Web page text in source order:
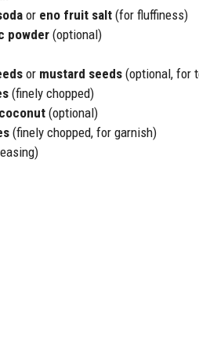
or eno fruit salt (for fluffiness)
powder (optional)
or mustard seeds (optional, for
(finely chopped)
(optional)
(finely chopped, for garnish)